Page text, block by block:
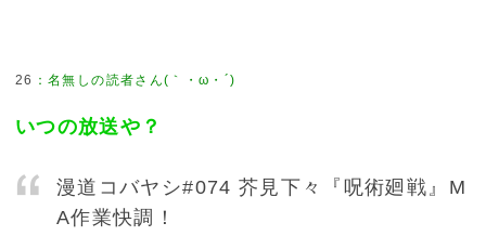
26 ：名無しの読者さん(｀・ω・´)
いつの放送や？
漫道コバヤシ#074 芥見下々『呪術廻戦』M
A作業快調！